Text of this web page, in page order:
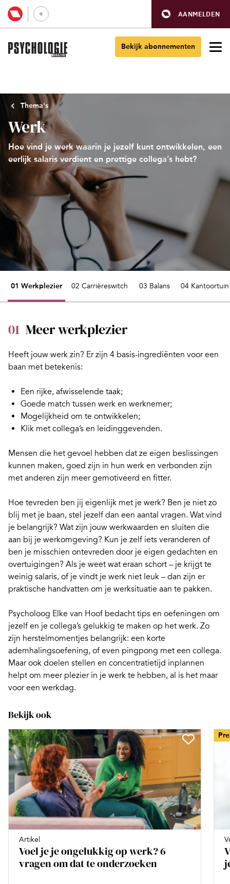
AANMELDEN
Bekijk abonnementen
Thema's
Werk
Hoe vind je werk waarin je jezelf kunt ontwikkelen, een
eerlijk salaris verdient en prettige collega’s hebt?
01 Werkplezier 02 Carrièreswitch 03 Balans 04 Kantoortuin
01 Meer werkplezier
Heeft jouw werk zin? Er zijn 4 basis-ingrediënten voor een
baan met betekenis:
Een rijke, afwisselende taak;
Goede match tussen werk en werknemer;
Mogelijkheid om te ontwikkelen;
Klik met collega’s en leidinggevenden.
Mensen die het gevoel hebben dat ze eigen beslissingen
kunnen maken, goed zijn in hun werk en verbonden zijn
met anderen zijn meer gemotiveerd en fitter.
Hoe tevreden ben jij eigenlijk met je werk? Ben je niet zo
blij met je baan, stel jezelf dan een aantal vragen. Wat vind
je belangrijk? Wat zijn jouw werkwaarden en sluiten die
aan bij je werkomgeving? Kun je zelf iets veranderen of
ben je misschien ontevreden door je eigen gedachten en
overtuigingen? Als je weet wat eraan schort – je krijgt te
weinig salaris, of je vindt je werk niet leuk – dan zijn er
praktische handvatten om je werksituatie aan te pakken.
Psycholoog Elke van Hoofbedacht tips en oefeningen om
jezelf en je collega’s gelukkig te maken op het werk. Zo
zijn herstelmomentjes belangrijk: een korte
ademhalingsoefening, of even pingpong met een collega.
Maar ook doelen stellen en concentratietijd inplannen
helpt om meer plezier in je werk te hebben, al is het maar
voor een werkdag.
Bekijk ook
Artikel
Voel je je ongelukkig op werk? 6
vragen om dat te onderzoeken